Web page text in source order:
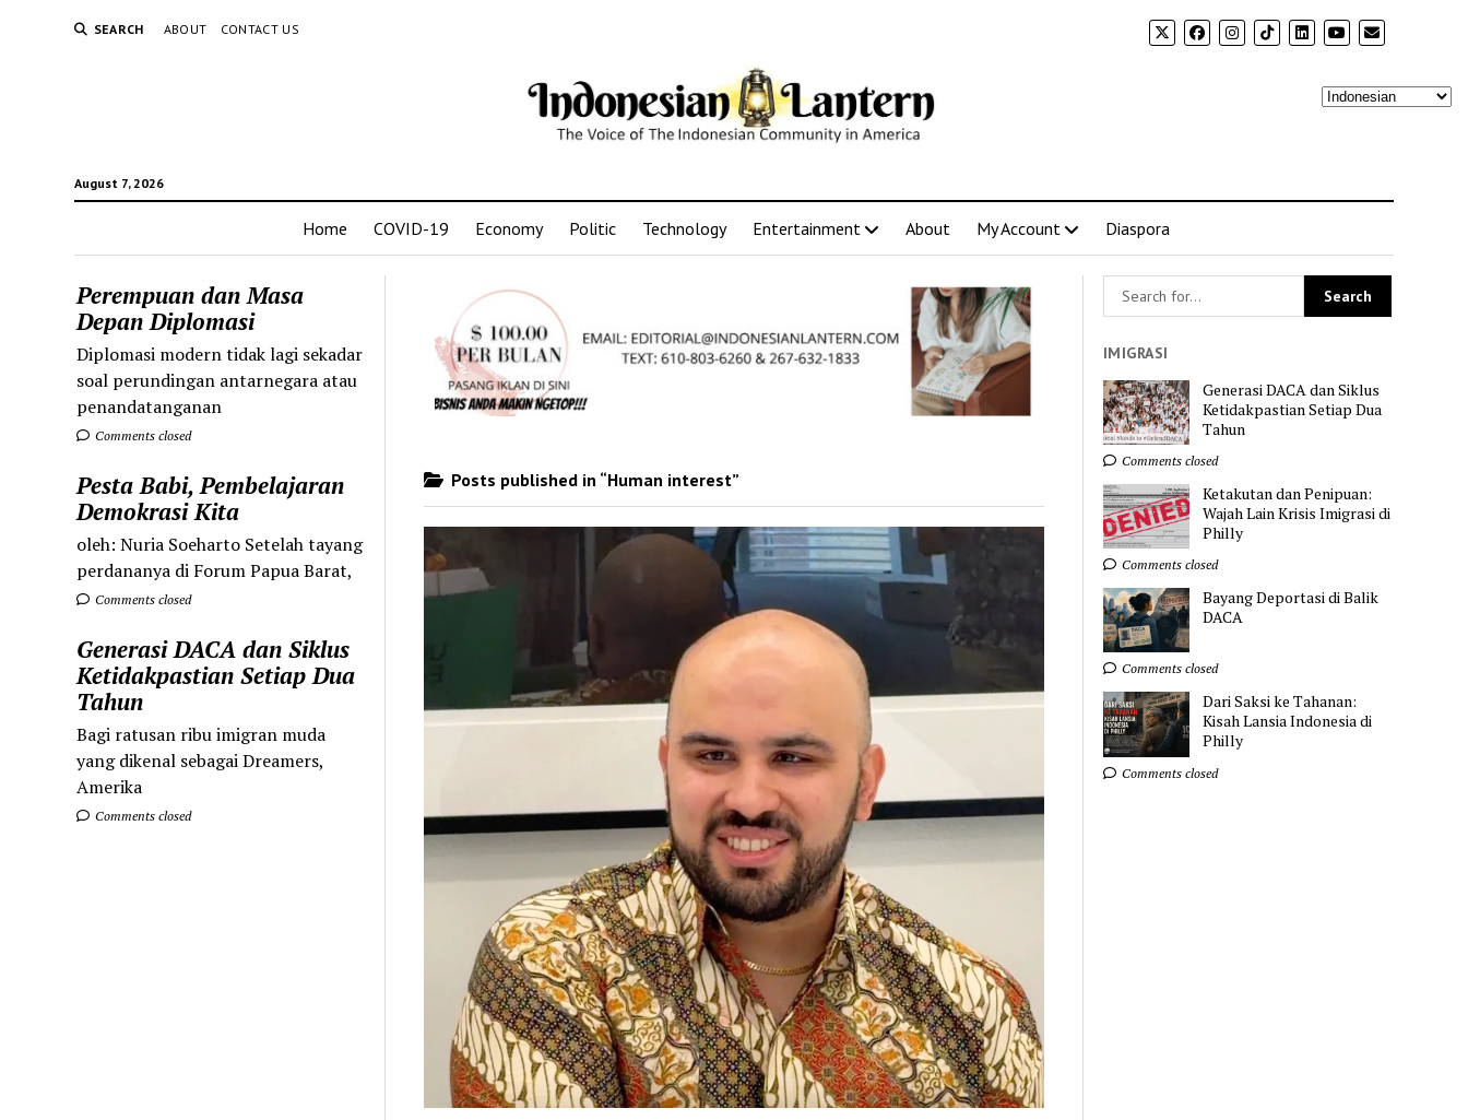
SEARCH ABOUT CONTACT US
August 7, 2026
Home COVID-19 Economy Politic Technology Entertainment About My Account Diaspora
Perempuan dan Masa
Depan Diplomasi
Diplomasi modern tidak lagi sekadar
soal perundingan antarnegara atau
penandatanganan
Comments closed
Pesta Babi, Pembelajaran
Demokrasi Kita
oleh: Nuria Soeharto Setelah tayang
perdananya di Forum Papua Barat,
Comments closed
Generasi DACA dan Siklus
Ketidakpastian Setiap Dua
Tahun
Bagi ratusan ribu imigran muda
yang dikenal sebagai Dreamers,
Amerika
Comments closed
Posts published in “Human interest”
IMIGRASI
Generasi DACA dan Siklus
Ketidakpastian Setiap Dua
Tahun
Comments closed
Ketakutan dan Penipuan:
Wajah Lain Krisis Imigrasi di
Philly
Comments closed
Bayang Deportasi di Balik
DACA
Comments closed
Dari Saksi ke Tahanan:
Kisah Lansia Indonesia di
Philly
Comments closed